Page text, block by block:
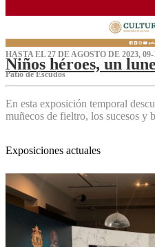
HASTA EL 27 DE AGOSTO DE 2023,
Niños héroes, un
Patio de Escudos
En esta exposición temporal
muñecos de fieltro, los sucesos y
Exposiciones actuales